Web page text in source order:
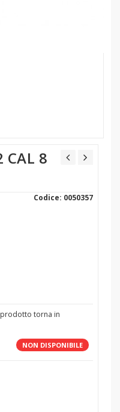
CAL 8
Codice: 0050357
torna in
NON DISPONIBILE